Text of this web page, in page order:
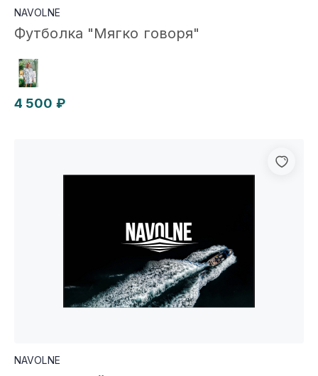
NAVOLNE
Футболка "Мягко говоря"
4 500 ₽
NAVOLNE